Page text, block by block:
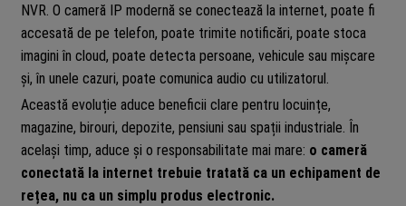
NVR. O cameră IP modernă se conectează la internet, poate fi
accesată de pe telefon, poate trimite notificări, poate stoca
imagini în cloud, poate detecta persoane, vehicule sau mișcare
și, în unele cazuri, poate comunica audio cu utilizatorul.
Această evoluție aduce beneficii clare pentru locuințe,
magazine, birouri, depozite, pensiuni sau spații industriale. În
același timp, aduce și o responsabilitate mai mare: o cameră
conectată la internet trebuie tratată ca un echipament de
rețea, nu ca un simplu produs electronic.